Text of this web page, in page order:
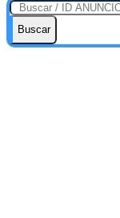
Buscar